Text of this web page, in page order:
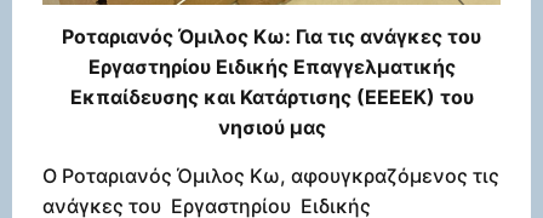
Ροταριανός Όμιλος Κω: Για τις ανάγκες του
Εργαστηρίου Ειδικής Επαγγελματικής
Εκπαίδευσης και Κατάρτισης (ΕΕΕΕΚ) του
νησιού μας
Ο Ροταριανός Όμιλος Κω, αφουγκραζόμενος τις
ανάγκες του Εργαστηρίου Ειδικής